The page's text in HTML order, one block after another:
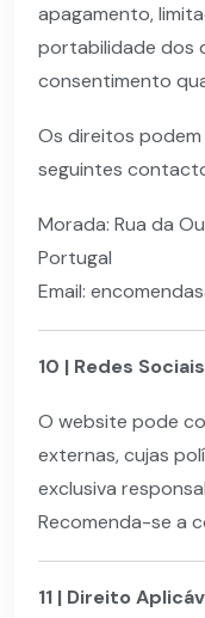
apagamento,
portabilidade dos
consentimento
Os direitos
seguintes
Morada: Rua da
Portugal
Email:
10 | Redes Sociais
O website pode
externas, cujas
exclusiva
Recomenda-se a
11 | Direito